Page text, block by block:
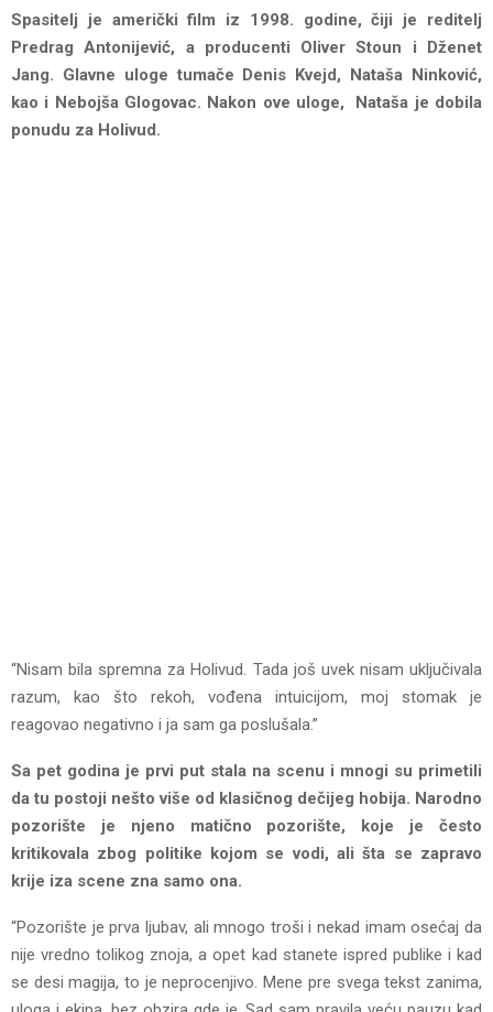
Spasitelj je američki film iz 1998. godine, čiji je reditelj
Predrag Antonijević, a producenti Oliver Stoun i Dženet
Jang. Glavne uloge tumače Denis Kvejd, Nataša Ninković,
kao i Nebojša Glogovac. Nakon ove uloge, Nataša je dobila
ponudu za Holivud.
“Nisam bila spremna za Holivud. Tada još uvek nisam uključivala
razum, kao što rekoh, vođena intuicijom, moj stomak je
reagovao negativno i ja sam ga poslušala.”
Sa pet godina je prvi put stala na scenu i mnogi su primetili
da tu postoji nešto više od klasičnog dečijeg hobija. Narodno
pozorište je njeno matično pozorište, koje je često
kritikovala zbog politike kojom se vodi, ali šta se zapravo
krije iza scene zna samo ona.
“Pozorište je prva ljubav, ali mnogo troši i nekad imam osećaj da
nije vredno tolikog znoja, a opet kad stanete ispred publike i kad
se desi magija, to je neprocenjivo. Mene pre svega tekst zanima,